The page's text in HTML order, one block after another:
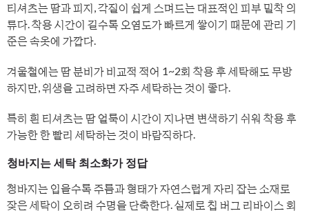
티셔츠는 땀과 피지, 각질이 쉽게 스며드는 대표적인 피부 밀착 의
류다. 착용 시간이 길수록 오염도가 빠르게 쌓이기 때문에 관리 기
준은 속옷에 가깝다.
겨울철에는 땀 분비가 비교적 적어 1~2회 착용 후 세탁해도 무방
하지만, 위생을 고려하면 자주 세탁하는 것이 좋다.
특히 흰 티셔츠는 땀 얼룩이 시간이 지나면 변색하기 쉬워 착용 후
가능한 한 빨리 세탁하는 것이 바람직하다.
청바지는 세탁 최소화가 정답
청바지는 입을수록 주름과 형태가 자연스럽게 자리 잡는 소재로
잦은 세탁이 오히려 수명을 단축한다. 실제로 칩 버그 리바이스 회